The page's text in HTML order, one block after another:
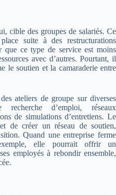
cible des groupes de salariés. Ce
suite à des restructurations
que ce type de service est moins
avec d’autres. Pourtant, il
le soutien et la camaraderie entre
ateliers de groupe sur diverses
d’emploi, réseaux
de simulations d’entretiens. Le
de créer un réseau de soutien,
Quand une entreprise ferme
elle pourrait offrir un
employés à rebondir ensemble,